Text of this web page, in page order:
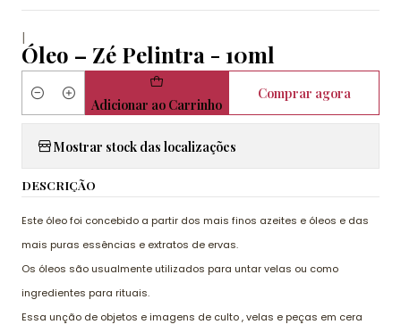
|
Óleo – Zé Pelintra - 10ml
QuantidadeAdicionar ao Carrinho
Comprar agora
Mostrar stock das localizações
DESCRIÇÃO
Este óleo foi concebido a partir dos mais finos azeites e óleos e das
mais puras essências e extratos de ervas.
Os óleos são usualmente utilizados para untar velas ou como
ingredientes para rituais.
Essa unção de objetos e imagens de culto , velas e peças em cera